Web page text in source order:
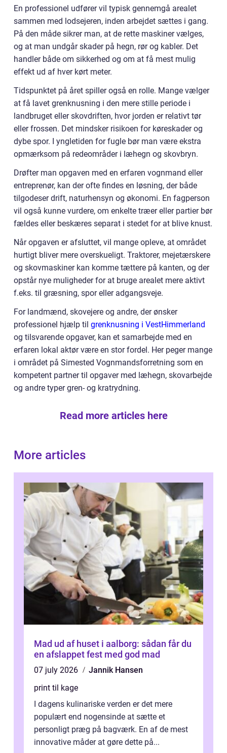
En professionel udfører vil typisk gennemgå arealet
sammen med lodsejeren, inden arbejdet sættes i gang.
På den måde sikrer man, at de rette maskiner vælges,
og at man undgår skader på hegn, rør og kabler. Det
handler både om sikkerhed og om at få mest mulig
effekt ud af hver kørt meter.
Tidspunktet på året spiller også en rolle. Mange vælger
at få lavet grenknusning i den mere stille periode i
landbruget eller skovdriften, hvor jorden er relativt tør
eller frossen. Det mindsker risikoen for køreskader og
dybe spor. I yngletiden for fugle bør man være ekstra
opmærksom på redeområder i læhegn og skovbryn.
Drøfter man opgaven med en erfaren vognmand eller
entreprenør, kan der ofte findes en løsning, der både
tilgodeser drift, naturhensyn og økonomi. En fagperson
vil også kunne vurdere, om enkelte træer eller partier bør
fældes eller beskæres separat i stedet for at blive knust.
Når opgaven er afsluttet, vil mange opleve, at området
hurtigt bliver mere overskueligt. Traktorer, mejetærskere
og skovmaskiner kan komme tættere på kanten, og der
opstår nye muligheder for at bruge arealet mere aktivt
f.eks. til græsning, spor eller adgangsveje.
For landmænd, skovejere og andre, der ønsker
professionel hjælp til grenknusning i VestHimmerland
og tilsvarende opgaver, kan et samarbejde med en
erfaren lokal aktør være en stor fordel. Her peger mange
i området på Simested Vognmandsforretning som en
kompetent partner til opgaver med læhegn, skovarbejde
og andre typer gren- og kratrydning.
Read more articles here
More articles
Mad ud af huset i aalborg: sådan får du
en afslappet fest med god mad
07 july 2026
Jannik Hansen
print til kage
I dagens kulinariske verden er det mere
populært end nogensinde at sætte et
personligt præg på bagværk. En af de mest
innovative måder at gøre dette på...